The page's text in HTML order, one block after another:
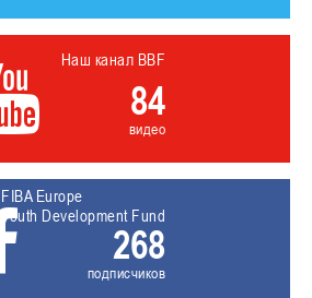
Наш канал BBF
84
видео
FIBA Europe
Youth Development Fund
268
подписчиков